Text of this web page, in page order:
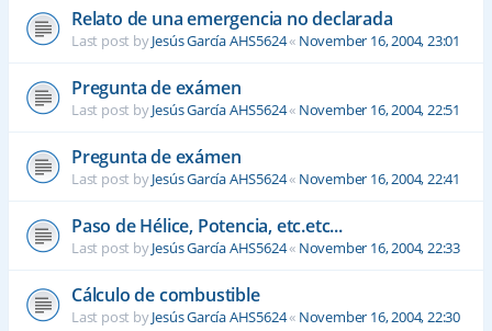
Relato de una emergencia no declarada
Last post byJesús García AHS5624« November 16, 2004, 23:01
Pregunta de exámen
Last post byJesús García AHS5624« November 16, 2004, 22:51
Pregunta de exámen
Last post byJesús García AHS5624« November 16, 2004, 22:41
Paso de Hélice, Potencia, etc.etc...
Last post byJesús García AHS5624« November 16, 2004, 22:33
Cálculo de combustible
Last post byJesús García AHS5624« November 16, 2004, 22:30